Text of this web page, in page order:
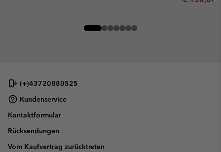
(+)43720880525
Kundenservice
Kontaktformular
Rücksendungen
Vom Kaufvertrag zurücktreten